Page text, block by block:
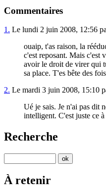
Commentaires
1. Le lundi 2 juin 2008, 12:56
ouaip, t'as raison, la
c'est reposant. Mais c'est
avoir le droit de virer qui
sa place. T'es bête des
2. Le mardi 3 juin 2008, 15:10
Ué je sais. Je n'ai pas dit
intelligent. C'est juste ce
Recherche
À retenir